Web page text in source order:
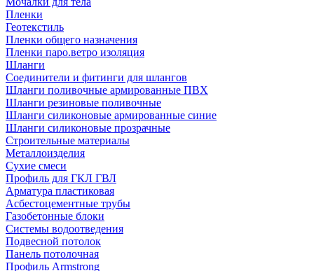
Пленки
Геотекстиль
Пленки общего назначения
Пленки паро.ветро изоляция
Шланги
Соединители и фитинги для шлангов
Шланги поливочные армированные ПВХ
Шланги резиновые поливочные
Шланги силиконовые армированные синие
Шланги силиконовые прозрачные
Строительные материалы
Металлоизделия
Сухие смеси
Профиль для ГКЛ ГВЛ
Арматура пластиковая
Асбестоцементные трубы
Газобетонные блоки
Системы водоотведения
Подвесной потолок
Панель потолочная
Профиль Armstrong